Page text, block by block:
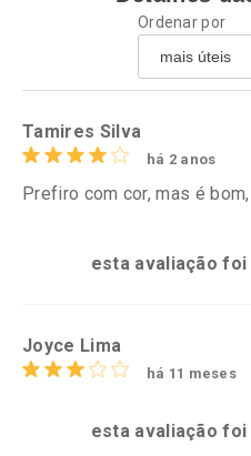
Comprar sem Desconto
Por R$ 82,99/cada
Comprar sem Desconto
Ordenar por
Tamires Silva
há 2 anos
Prefiro com cor, mas é
esta avaliação foi
Joyce Lima
há 11 meses
esta avaliação foi